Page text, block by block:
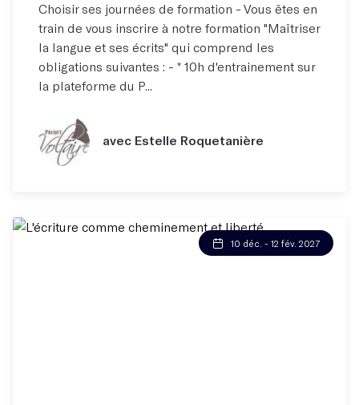
Choisir ses journées de formation - Vous êtes en
train de vous inscrire à notre formation "Maîtriser
la langue et ses écrits" qui comprend les
obligations suivantes : - * 10h d'entrainement sur
la plateforme du P...
avec Estelle Roquetanière
10 déc. - 12 fév. 2027